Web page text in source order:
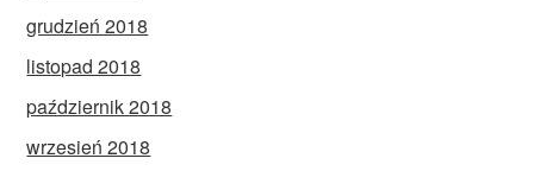
grudzień 2018
listopad 2018
październik 2018
wrzesień 2018